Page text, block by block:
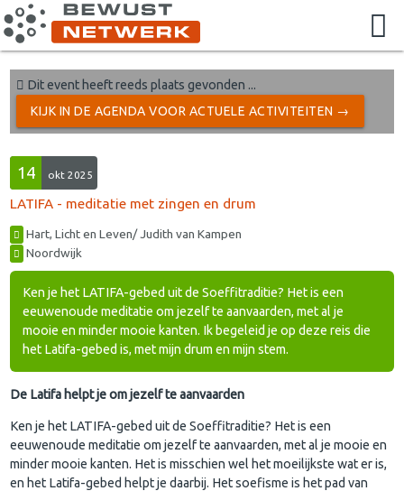
Dit event heeft reeds plaats gevonden ...
KIJK IN DE AGENDA VOOR ACTUELE ACTIVITEITEN →
14 okt 2025
LATIFA - meditatie met zingen en drum
Hart, Licht en Leven/ Judith van Kampen
Noordwijk
Ken je het LATIFA-gebed uit de Soeffitraditie? Het is een
eeuwenoude meditatie om jezelf te aanvaarden, met al je
mooie en minder mooie kanten. Ik begeleid je op deze reis die
het Latifa-gebed is, met mijn drum en mijn stem.
De Latifa helpt je om jezelf te aanvaarden
Ken je het LATIFA-gebed uit de Soeffitraditie? Het is een
eeuwenoude meditatie om jezelf te aanvaarden, met al je mooie en
minder mooie kanten. Het is misschien wel het moeilijkste wat er is,
en het Latifa-gebed helpt je daarbij. Het soefisme is het pad van